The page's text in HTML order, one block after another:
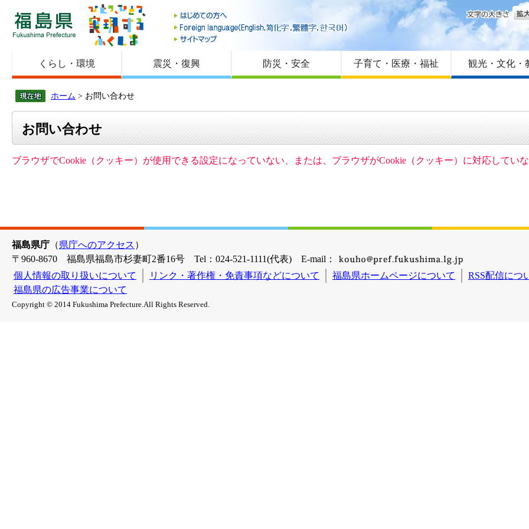
福島県
はじめての方へ
Foreign language
サイトマップ
文字
くらし・環境 震災・復興 防災・安全 子育て・医療・福祉 観光・文化・
ホーム > お問い合わせ
お問い合わせ
ブラウザでCookie（クッキー）が使用できる設定になっていない、または、ブラウザがCookie（クッキー）に対応してい
福島県庁 （県庁へのアクセス ）
〒960-8670 福島県福島市杉妻町2番16号 Tel：024-521-1111(代表) E-mail：
個人情報の取り扱いについて
リンク・著作権・免責事項などについて 福島県ホームページについて
RSS配信につ
福島県の広告事業について
Copyright © 2014 Fukushima Prefecture.All Rights Reserved.